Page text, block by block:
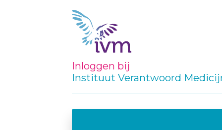
Inloggen bij
Instituut Verantwoord